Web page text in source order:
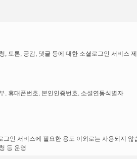
, 팩스, 전자우편 주소 등) 등을 이용자가 알 수
및 개정사유를 명시하여 현행약관과 함께 사이
관 조항의 적용을 받기를 원하는 뜻을 제3항에
의 해석에 관하여는 정부가 제정한 전자거래소
번호 , 비밀번호 질문과 답변 , 휴대전화번호 , 이
, 토론, 공감, 댓글 등에 대한 소셜로그인 서비스
, 휴대폰번호, 본인인증번호, 소셜연동식별자
인 서비스에 필요한 용도 이외로는 사용되지 않
등 운영